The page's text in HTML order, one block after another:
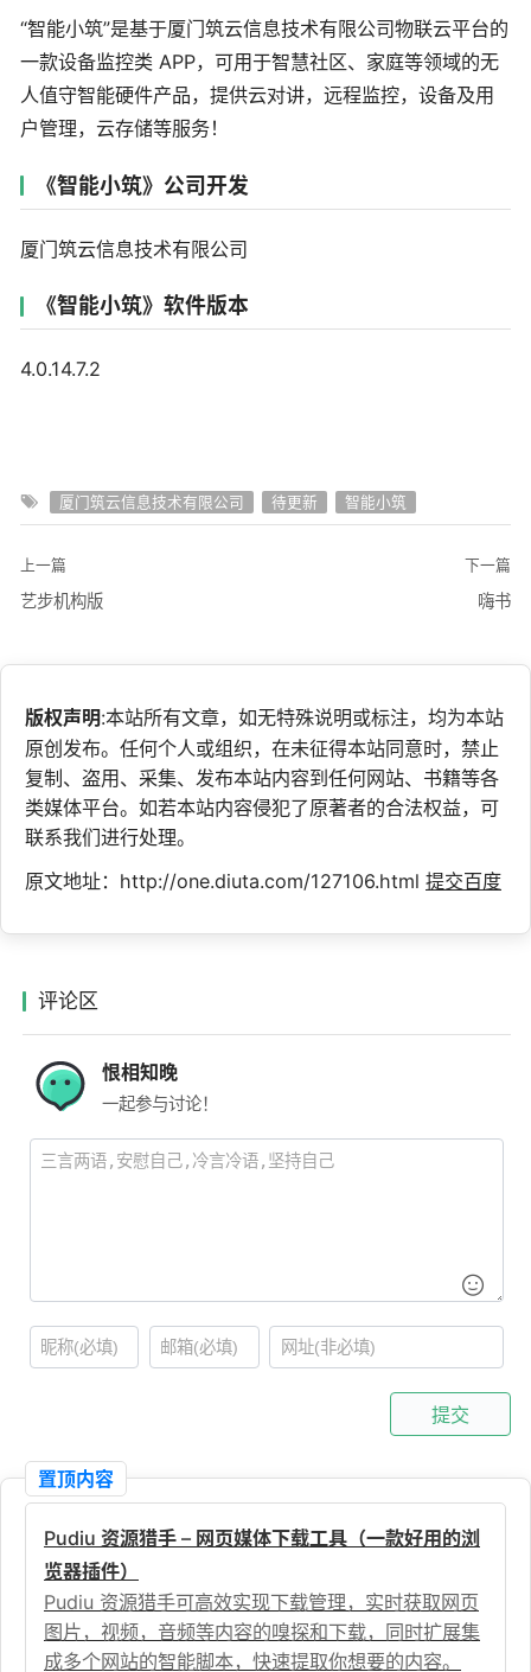
“智能小筑”是基于厦门筑云信息技术有限公司物联云平台的
一款设备监控类 APP，可用于智慧社区、家庭等领域的无
人值守智能硬件产品，提供云对讲，远程监控，设备及用
户管理，云存储等服务！
《智能小筑》公司开发
厦门筑云信息技术有限公司
《智能小筑》软件版本
4.0.14.7.2
厦门筑云信息技术有限公司 待更新 智能小筑
上一篇
艺步机构版
下一篇
嗨书
版权声明:本站所有文章，如无特殊说明或标注，均为本站
原创发布。任何个人或组织，在未征得本站同意时，禁止
复制、盗用、采集、发布本站内容到任何网站、书籍等各
类媒体平台。如若本站内容侵犯了原著者的合法权益，可
联系我们进行处理。
原文地址：http://one.diuta.com/127106.html 提交百度
评论区
恨相知晚
一起参与讨论！
提交
置顶内容
Pudiu 资源猎手 – 网页媒体下载工具（一款好用的浏
览器插件）
Pudiu 资源猎手可高效实现下载管理，实时获取网页
图片，视频，音频等内容的嗅探和下载，同时扩展集
成多个网站的智能脚本，快速提取你想要的内容。